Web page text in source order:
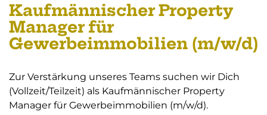
Kaufmännischer Property
Manager für
Gewerbeimmobilien (m/w/d)
Zur Verstärkung unseres Teams suchen wir Dich
(Vollzeit/Teilzeit) als Kaufmännischer Property
Manager für Gewerbeimmobilien (m/w/d).